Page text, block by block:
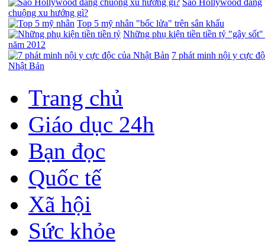
Sao Hollywood đang
chuộng xu hướng gì?
Top 5 mỹ nhân "bốc lửa" trên sân khấu
Những phụ kiện tiền tiền tỷ "gây
năm 2012
7 phát minh nội y cực
Nhật Bản
Trang chủ
Giáo dục 24h
Bạn đọc
Quốc tế
Xã hội
Sức khỏe